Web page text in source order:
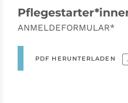
ANMELDEFORMULAR*
PDF HERUNTERLADEN